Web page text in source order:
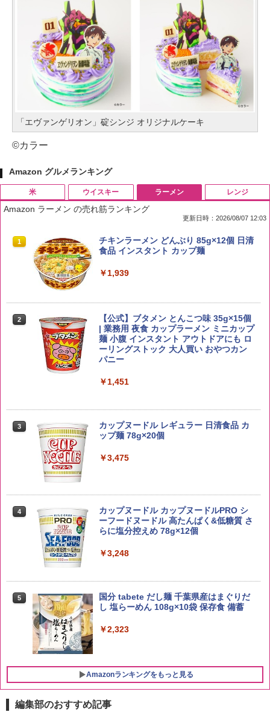
「エヴァンゲリオン」碇シンジ オリジナルケーキ
©カラー
Amazon グルメランキング
米
1 by Amazon 国産ブレンド米 精米 5kg
2
野沢農産 無洗米 青い流るる コシヒカリ
5kg 長野県産 令和7年産
￥3,980
3
by Amazon あきたこまちブレンド 無洗
米 5kg
￥3,396
4
by Amazon 新潟県産 新潟のお米 無洗米
5kg
￥3,274
5
【在庫処分価格】ももたろう印 無洗米 5
kg 業務用 お米マイスターブレンド
￥2,680
ウイスキー
1
ブラックニッカ ニッカ Nikka ウィスキ
ー4000ml ブラックニッカクリア ウヰス
お得 4リットル
角瓶 2700ml サントリー ウイスキー ハ
イボール 大容量
3
角ハイボール 350ml×24本 サントリー ウ
イスキー ハイボール 缶
￥4,939
4
トリスウイスキー 4000ml サントリー 大
容量 4リットル
5
サントリー シングルモルト ウイスキー
白州 Story of the Distillery 2026 化粧箱
入 700ml
￥20,000
ラーメン
Amazon ラーメン の売れ筋ランキング
更新日時：2026/08/07 12:03
1
チキンラーメン どんぶり 85g×12個 日清
食品 インスタント カップ麺
￥1,939
2
【公式】ブタメン とんこつ味 35g×15個
| 業務用 夜食 カップラーメン ミニカップ
麺 小腹 インスタント アウトドアにも ロ
ーリングストック 大人買い おやつカン
パニー
￥1,451
3
カップヌードル レギュラー 日清食品 カ
ップ麺 78g×20個
￥3,475
4
カップヌードル カップヌードルPRO シ
ーフードヌードル 高たんぱく&低糖質 さ
らに塩分控えめ 78g×12個
￥3,248
5
国分 tabete だし麺 千葉県産はまぐりだ
し 塩らーめん 108g×10袋 保存食 備蓄
￥2,323
Amazonランキングをもっと見る
レンジ
編集部のおすすめ記事